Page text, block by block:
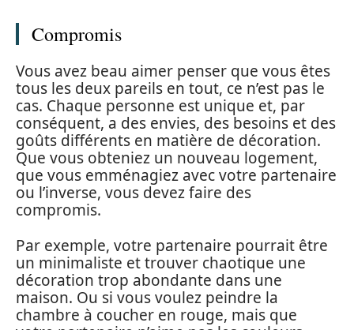
Compromis
Vous avez beau aimer penser que vous êtes
tous les deux pareils en tout, ce n’est pas le
cas. Chaque personne est unique et, par
conséquent, a des envies, des besoins et des
goûts différents en matière de décoration.
Que vous obteniez un nouveau logement,
que vous emménagiez avec votre partenaire
ou l’inverse, vous devez faire des
compromis.
Par exemple, votre partenaire pourrait être
un minimaliste et trouver chaotique une
décoration trop abondante dans une
maison. Ou si vous voulez peindre la
chambre à coucher en rouge, mais que